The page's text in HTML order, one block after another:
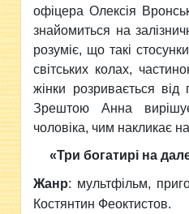
офіцера Олексія
знайомиться на
розуміє, що такі
світських колах,
жінки розривається від
Зрештою Анна
чоловіка, чим накликає
«Три богатирі на
Жанр: мультфільм,
Костянтин Феоктистов.